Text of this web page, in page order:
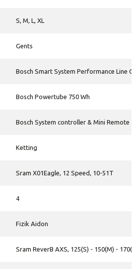
S, M, L, XL
Gents
Bosch Smart System Performance Line CX
Bosch Powertube 750 Wh
Bosch System controller & Mini Remote
Ketting
Sram X01Eagle, 12 Speed, 10-51T
4
Fizik Aidon
Sram ReverB AXS, 125(S) - 150(M) - 170(L-